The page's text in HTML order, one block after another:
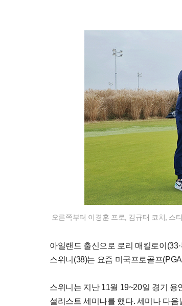
오른쪽부터 이경훈 프로, 김규태 코치, 스
아일랜드 출신으로 로리 매킬로이
스위니(38)는 요즘 미국프로골프
스위니는 지난 11월 19~20일 경기 용
셜리스트 세미나를 했다. 세미나 다